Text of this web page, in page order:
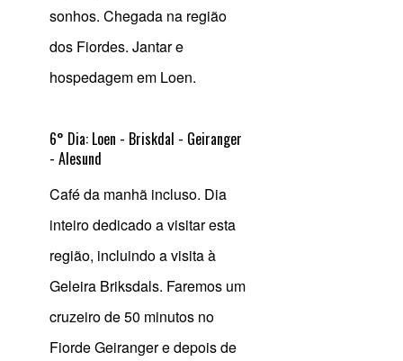
sonhos. Chegada na região
dos Fiordes. Jantar e
hospedagem em Loen.
6° Dia: Loen - Briskdal - Geiranger
- Alesund
Café da manhã incluso. Dia
inteiro dedicado a visitar esta
região, incluindo a visita à
Geleira Briksdals. Faremos um
cruzeiro de 50 minutos no
Fiorde Geiranger e depois de